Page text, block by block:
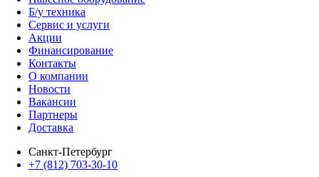
Б/у техника
Сервис и услуги
Акции
Финансирование
Контакты
О компании
Новости
Вакансии
Партнеры
Доставка
Санкт-Петербург
+7 (812) 703-30-10